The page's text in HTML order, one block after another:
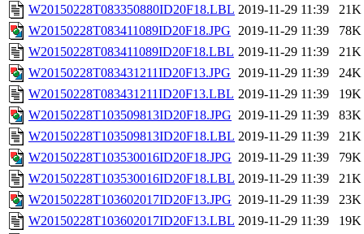
W20150228T083350880ID20F18.LBL 2019-11-29 11:39
21K
W20150228T083411089ID20F18.JPG 2019-11-29 11:39
78K
W20150228T083411089ID20F18.LBL 2019-11-29 11:39
21K
W20150228T083431211ID20F13.JPG 2019-11-29 11:39
24K
W20150228T083431211ID20F13.LBL 2019-11-29 11:39
19K
W20150228T103509813ID20F18.JPG 2019-11-29 11:39
83K
W20150228T103509813ID20F18.LBL 2019-11-29 11:39
21K
W20150228T103530016ID20F18.JPG 2019-11-29 11:39
79K
W20150228T103530016ID20F18.LBL 2019-11-29 11:39
21K
W20150228T103602017ID20F13.JPG 2019-11-29 11:39
23K
W20150228T103602017ID20F13.LBL 2019-11-29 11:39
19K